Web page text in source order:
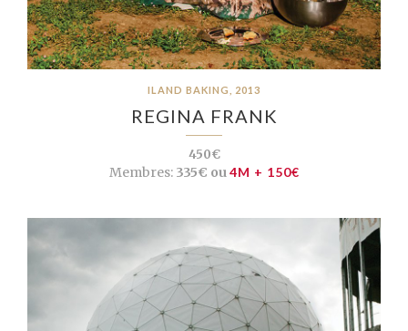
ILAND BAKING, 2013
REGINA FRANK
450€
Membres:335€ ou4M + 150€